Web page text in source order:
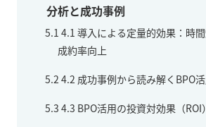
分析と成功事例
5.1 4.1 導入による定量的効果：時
成約率向上
5.2 4.2 成功事例から読み解くBPO
5.3 4.3 BPO活用の投資対効果（ROI